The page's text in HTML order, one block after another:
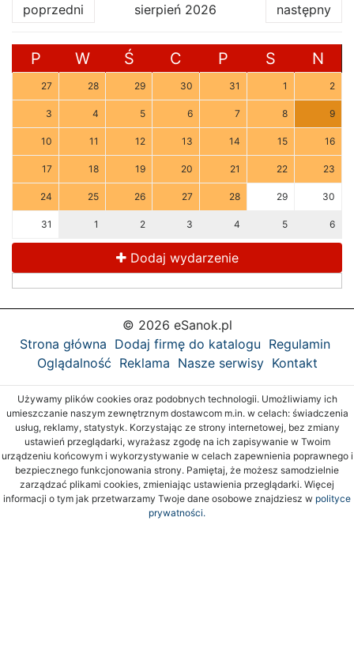
poprzedni sierpień 2026 następny
P W Ś C P S N
27 28 29 30 31 1 2
3 4 5 6 7 8 9
10 11 12 13 14 15 16
17 18 19 20 21 22 23
24 25 26 27 28 29 30
31 1 2 3 4 5 6
Dodaj wydarzenie
© 2026 eSanok.pl
Strona główna Dodaj firmę do katalogu Regulamin
Oglądalność Reklama Nasze serwisy Kontakt
Używamy plików cookies oraz podobnych technologii. Umożliwiamy ich
umieszczanie naszym zewnętrznym dostawcom m.in. w celach: świadczenia
usług, reklamy, statystyk. Korzystając ze strony internetowej, bez zmiany
ustawień przeglądarki, wyrażasz zgodę na ich zapisywanie w Twoim
urządzeniu końcowym i wykorzystywanie w celach zapewnienia poprawnego i
bezpiecznego funkcjonowania strony. Pamiętaj, że możesz samodzielnie
zarządzać plikami cookies, zmieniając ustawienia przeglądarki. Więcej
informacji o tym jak przetwarzamy Twoje dane osobowe znajdziesz w polityce
prywatności.